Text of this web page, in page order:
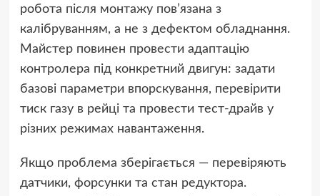
робота після монтажу пов’язана з
калібруванням, а не з дефектом обладнання.
Майстер повинен провести адаптацію
контролера під конкретний двигун: задати
базові параметри впорскування, перевірити
тиск газу в рейці та провести тест-драйв у
різних режимах навантаження.
Якщо проблема зберігається — перевіряють
датчики, форсунки та стан редуктора.